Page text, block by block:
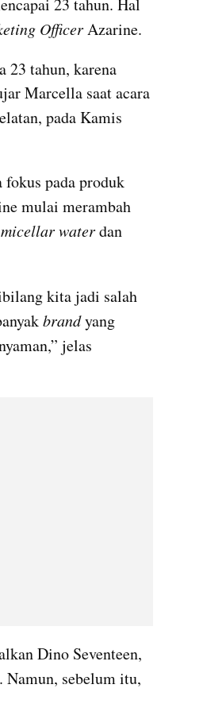
23 tahun. Hal
Officer Azarine.
23 tahun, karena
pada Kamis
pada produk
mulai merambah
micellar water
kita jadi salah
brand yang
jelas
Dino Seventeen,
Namun, sebelum itu,